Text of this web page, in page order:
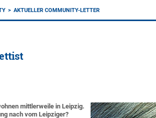
AKTUELLER COMMUNITY-LETTER
mittlerweile in Leipzig.
nach vom Leipziger?